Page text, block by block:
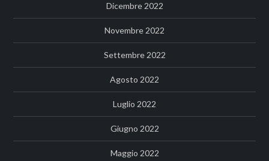
Dicembre 2022
Novembre 2022
Settembre 2022
Agosto 2022
Luglio 2022
Giugno 2022
Maggio 2022